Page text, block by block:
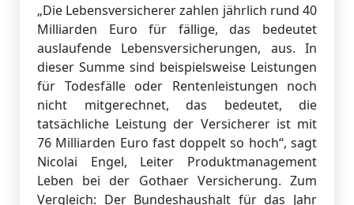
„Die Lebensversicherer zahlen jährlich rund 40
Milliarden Euro für fällige, das bedeutet
auslaufende Lebensversicherungen, aus. In
dieser Summe sind beispielsweise Leistungen
für Todesfälle oder Rentenleistungen noch
nicht mitgerechnet, das bedeutet, die
tatsächliche Leistung der Versicherer ist mit
76 Milliarden Euro fast doppelt so hoch“, sagt
Nicolai Engel, Leiter Produktmanagement
Leben bei der Gothaer Versicherung. Zum
Vergleich: Der Bundeshaushalt für das Jahr